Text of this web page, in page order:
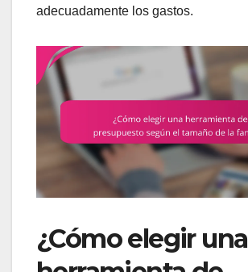
adecuadamente los gastos.
¿Cómo elegir una